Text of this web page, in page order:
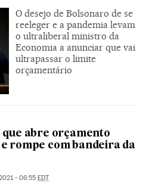
O desejo de Bolsonaro de se
reeleger e a pandemia levam
o ultraliberal ministro da
Economia a anunciar que vai
ultrapassar o limite
orçamentário
que abre orçamento
rompe com bandeira da
- 06:55 EDT